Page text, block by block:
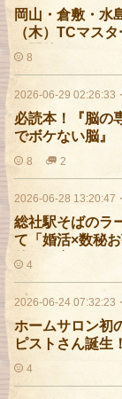
岡山・倉敷・水
（木）TCマス
を開催します
8
2026-06-29 02:26:33 ・
必読本！『脳の
でボケない脳』
8 2
2026-06-28 13:20:47 ・
総社駅そばのラ
て「婚活×数秘
催して参りまし
4
2026-06-24 07:32:23 ・
ホームサロン初
ピストさん誕生！
4